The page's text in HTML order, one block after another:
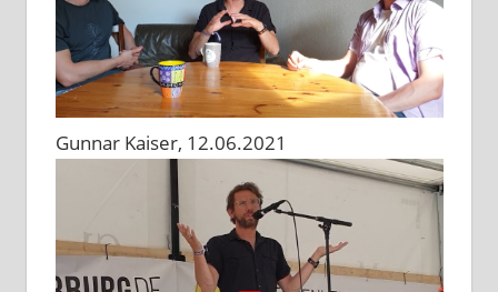
Gunnar Kaiser, 12.06.2021